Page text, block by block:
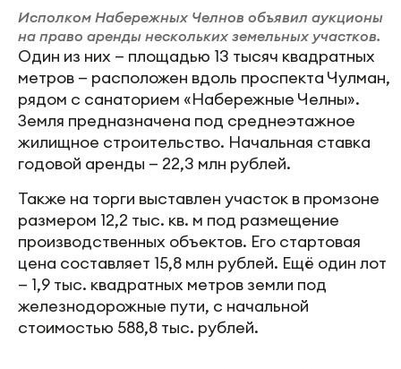
Исполком Набережных Челнов объявил аукционы
на право аренды нескольких земельных участков.
Один из них — площадью 13 тысяч квадратных
метров — расположен вдоль проспекта Чулман,
рядом с санаторием «Набережные Челны».
Земля предназначена под среднеэтажное
жилищное строительство. Начальная ставка
годовой аренды — 22,3 млн рублей.
Также на торги выставлен участок в промзоне
размером 12,2 тыс. кв. м под размещение
производственных объектов. Его стартовая
цена составляет 15,8 млн рублей. Ещё один лот
— 1,9 тыс. квадратных метров земли под
железнодорожные пути, с начальной
стоимостью 588,8 тыс. рублей.